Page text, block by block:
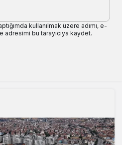
kullanılmak üzere adımı, e-
bu tarayıcıya kaydet.